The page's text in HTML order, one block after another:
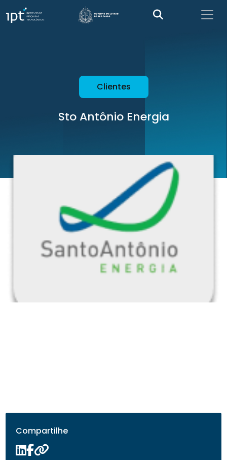
Clientes
Sto Antônio Energia
Compartilhe